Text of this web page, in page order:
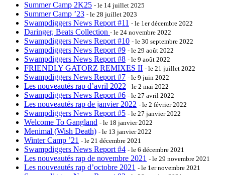
Summer Camp 2K25 - le 14 juillet 2025
Summer Camp ’23 - le 28 juillet 2023
Swampdiggers News Report #11 - le 1er décembre 2022
Daringer, Beats Collection - le 24 novembre 2022
Swampdiggers News Report #10 - le 30 septembre 2022
Swampdiggers News Report #9 - le 29 août 2022
Swampdiggers News Report #8 - le 9 août 2022
FRIENDLY GATORZ REMIXES II - le 21 juillet 2022
Swampdiggers News Report #7 - le 9 juin 2022
Les nouveautés rap d’avril 2022 - le 2 mai 2022
Swampdiggers News Report #6 - le 27 avril 2022
Les nouveautés rap de janvier 2022 - le 2 février 2022
Swampdiggers News Report #5 - le 27 janvier 2022
Welcome To Gangland - le 18 janvier 2022
Menimal (Wish Death) - le 13 janvier 2022
Winter Camp ’21 - le 21 décembre 2021
Swampdiggers News Report #4 - le 6 décembre 2021
Les nouveautés rap de novembre 2021 - le 29 novembre 2021
Les nouveautés rap d’octobre 2021 - le 1er novembre 2021